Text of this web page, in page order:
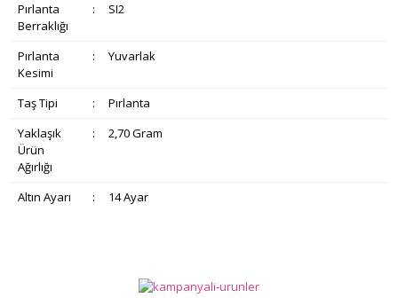
Pırlanta
Berraklığı
: SI2
Pırlanta
Kesimi
: Yuvarlak
Taş Tipi :
Pırlanta
Yaklaşık
Ürün
Ağırlığı
: 2,70 Gram
Altın Ayarı : 14 Ayar
Bu ürüne ilk yorumu siz yapın!
kullanarak tarafımıza iletebilirsiniz.
Ürün hakkında henüz soru sorulmamış.